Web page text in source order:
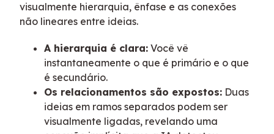
visualmente hierarquia, ênfase e as conexões
não lineares entre ideias.
A hierarquia é clara: Você vê
instantaneamente o que é primário e o que
é secundário.
Os relacionamentos são expostos: Duas
ideias em ramos separados podem ser
visualmente ligadas, revelando uma